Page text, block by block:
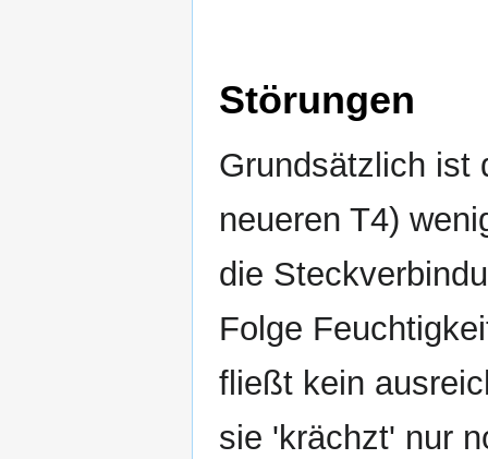
Störungen
Grundsätzlich ist
neueren T4)
die
Folge
fließt kein
sie 'krächzt' nur